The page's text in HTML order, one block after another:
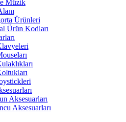
Müzik
Ürünleri
Ürün Kodları
Aksesuarları
Aksesuarları